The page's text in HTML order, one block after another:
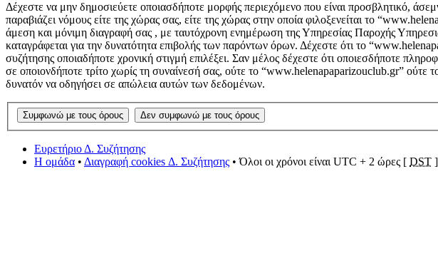
Δέχεστε να μην δημοσιεύετε οποιασδήποτε μορφής περιεχόμενο που είναι προσβλητικό,
παραβιάζει νόμους είτε της χώρας σας, είτε της χώρας στην οποία φιλοξενείται το
άμεση και μόνιμη διαγραφή σας , με ταυτόχρονη ενημέρωση της Υπηρεσίας Παροχής
καταγράφεται για την δυνατότητα επιβολής των παρόντων όρων. Δέχεστε ότι το
συζήτησης οποιαδήποτε χρονική στιγμή επιλέξει. Σαν μέλος δέχεστε ότι οποιεσδήποτε
σε οποιονδήποτε τρίτο χωρίς τη συναίνεσή σας, ούτε το “www.helenapaparizouclub.gr” ούτε
δυνατόν να οδηγήσει σε απώλεια αυτών των δεδομένων.
Ευρετήριο Δ. Συζήτησης
Η ομάδα • Διαγραφή cookies Δ. Συζήτησης • Όλοι οι χρόνοι είναι UTC + 2 ώρες [ DST ]